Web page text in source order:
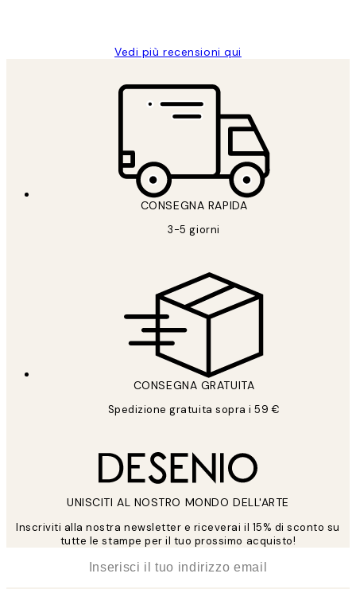
Vedi più recensioni qui
CONSEGNA RAPIDA
3-5 giorni
CONSEGNA GRATUITA
Spedizione gratuita sopra i 59 €
UNISCITI AL NOSTRO MONDO DELL'ARTE
Inscriviti alla nostra newsletter e riceverai il 15% di sconto su
tutte le stampe per il tuo prossimo acquisto!